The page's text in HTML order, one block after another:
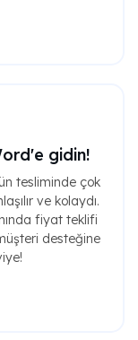
gidin!
tesliminde çok
ve kolaydı.
fiyat teklifi
desteğine